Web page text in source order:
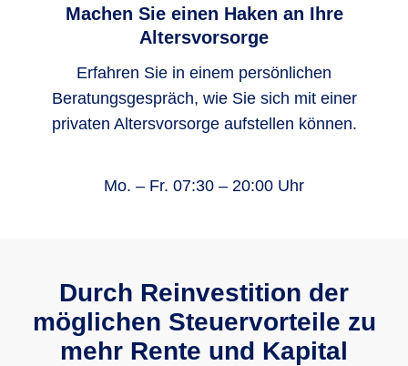
Die Höchstbeiträge sind jährlich als
Sonderausgaben absetzbar. Der steuerlich
förderfähige Höchstbetrag in der
Basisversorgung beträgt 2026 für einzeln
Lebenspartner 61.652 Euro.
Machen Sie einen Haken an Ihre
Altersvorsorge
Erfahren Sie in einem persönlichen
Beratungsgespräch, wie Sie sich mit einer
privaten Altersvorsorge aufstellen können.
Mo. – Fr. 07:30 – 20:00 Uhr
Durch Reinvestition der
möglichen Steuervorteile zu
mehr Rente und Kapital